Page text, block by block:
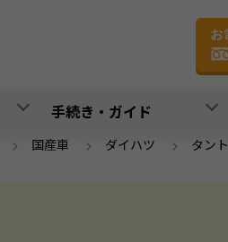
手続き・ガイド
> 国産車 > ダイハツ > タント